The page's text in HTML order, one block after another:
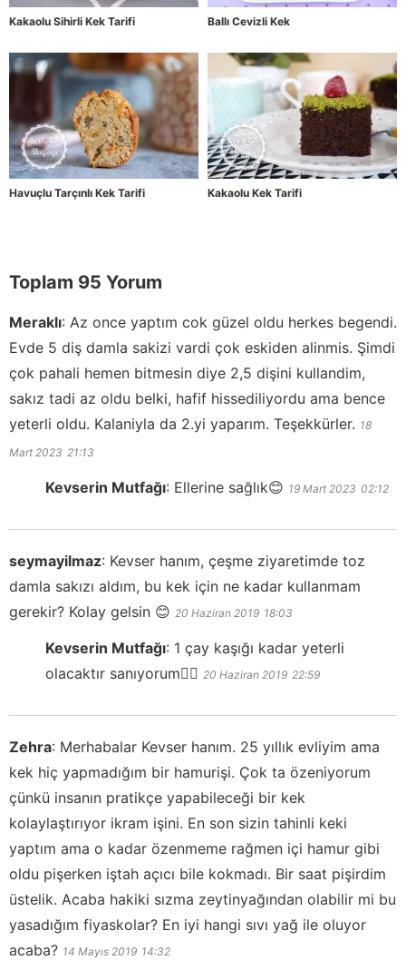
Kakaolu Sihirli Kek Tarifi Ballı Cevizli Kek
Havuçlu Tarçınlı Kek Tarifi Kakaolu Kek Tarifi
Toplam 95 Yorum
Meraklı: Az once yaptım cok güzel oldu herkes begendi.
Evde 5 diş damla sakizi vardi çok eskiden alinmis. Şimdi
çok pahali hemen bitmesin diye 2,5 dişini kullandim,
sakız tadi az oldu belki, hafif hissediliyordu ama bence
yeterli oldu. Kalaniyla da 2.yi yaparım. Teşekkürler. 18
Mart 2023 21:13
Kevserin Mutfağı: Ellerine sağlık😊 19 Mart 2023 02:12
seymayilmaz: Kevser hanım, çeşme ziyaretimde toz
damla sakızı aldım, bu kek için ne kadar kullanmam
gerekir? Kolay gelsin 😊 20 Haziran 2019 18:03
Kevserin Mutfağı: 1 çay kaşığı kadar yeterli
olacaktır sanıyorum👍🏻 20 Haziran 2019 22:59
Zehra: Merhabalar Kevser hanım. 25 yıllık evliyim ama
kek hiç yapmadığım bir hamurişi. Çok ta özeniyorum
çünkü insanın pratikçe yapabileceği bir kek
kolaylaştırıyor ikram işini. En son sizin tahinli keki
yaptım ama o kadar özenmeme rağmen içi hamur gibi
oldu pişerken iştah açıcı bile kokmadı. Bir saat pişirdim
üstelik. Acaba hakiki sızma zeytinyağından olabilir mi bu
yasadığım fiyaskolar? En iyi hangi sıvı yağ ile oluyor
acaba? 14 Mayıs 2019 14:32